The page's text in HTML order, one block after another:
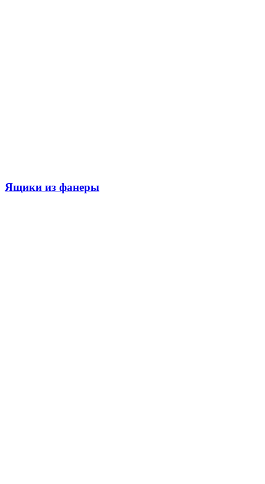
Ящики из фанеры